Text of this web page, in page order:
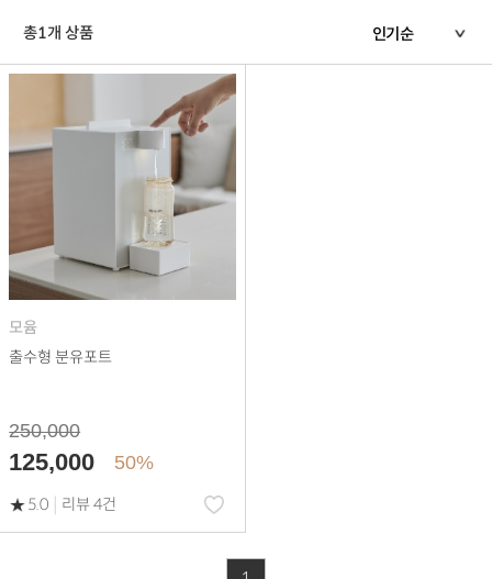
총1개 상품
모윰
출수형 분유포트
250,000
125,000 50%
5.0 리뷰 4건